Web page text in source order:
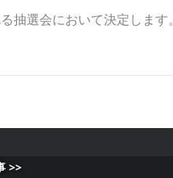
抽選会において決定します。
>>